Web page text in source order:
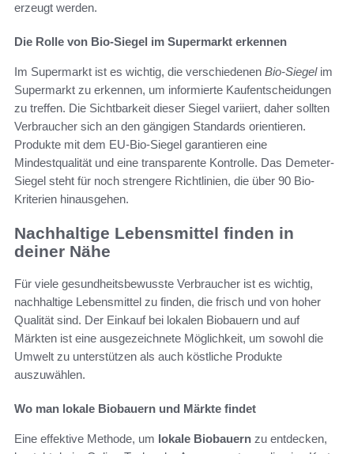
erzeugt werden.
Die Rolle von Bio-Siegel im Supermarkt erkennen
Im Supermarkt ist es wichtig, die verschiedenen Bio-Siegelim
Supermarkt zu erkennen, um informierte Kaufentscheidungen
zu treffen. Die Sichtbarkeit dieser Siegel variiert, daher sollten
Verbraucher sich an den gängigen Standards orientieren.
Produkte mit dem EU-Bio-Siegel garantieren eine
Mindestqualität und eine transparente Kontrolle. Das Demeter-
Siegel steht für noch strengere Richtlinien, die über 90 Bio-
Kriterien hinausgehen.
Nachhaltige Lebensmittel finden in
deiner Nähe
Für viele gesundheitsbewusste Verbraucher ist es wichtig,
nachhaltige Lebensmittel zu finden, die frisch und von hoher
Qualität sind. Der Einkauf bei lokalen Biobauern und auf
Märkten ist eine ausgezeichnete Möglichkeit, um sowohl die
Umwelt zu unterstützen als auch köstliche Produkte
auszuwählen.
Wo man lokale Biobauern und Märkte findet
Eine effektive Methode, um lokale Biobauern zu entdecken,